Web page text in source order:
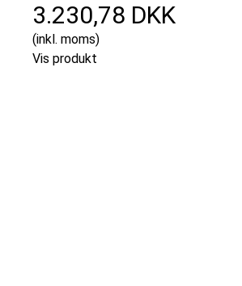
3.230,78 DKK
(inkl. moms)
Vis produkt